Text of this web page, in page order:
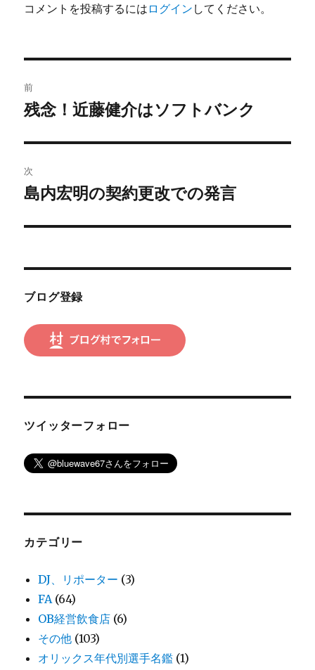
コメントを投稿するには ログイン してください。
稿
ビ
ゲ
ー
前
前
投
稿:
残念！近藤健介はソフトバンク
次
次
投
島内宏明の契約更改での発言
ブログ登録
ツイッターフォロー
カテゴリー
DJ、リポーター (3)
FA(64)
OB経営飲食店 (6)
その他 (103)
オリックス年代別選手名鑑 (1)